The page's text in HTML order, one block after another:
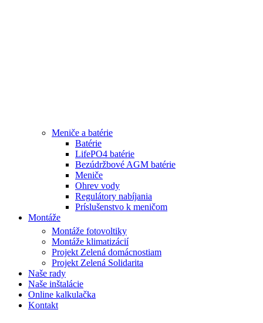
Meniče a batérie
Batérie
LifePO4 batérie
Bezúdržbové AGM batérie
Meniče
Ohrev vody
Regulátory nabíjania
Príslušenstvo k meničom
Montáže
Montáže fotovoltiky
Montáže klimatizácií
Projekt Zelená domácnostiam
Projekt Zelená Solidarita
Naše rady
Naše inštalácie
Online kalkulačka
Kontakt